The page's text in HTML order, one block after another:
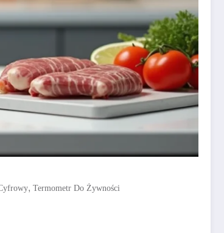
, Termometr Do Żywności